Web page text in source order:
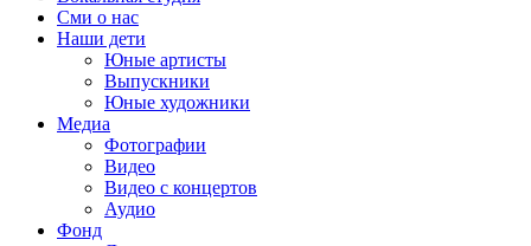
Сми о нас
Наши дети
Юные артисты
Выпускники
Юные художники
Медиа
Фотографии
Видео
Видео с концертов
Аудио
Фонд